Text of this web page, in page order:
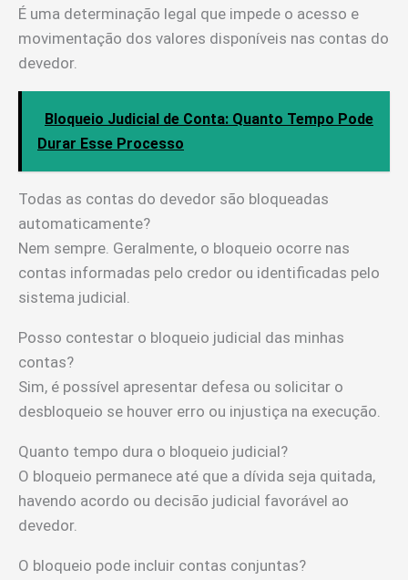
É uma determinação legal que impede o acesso e
movimentação dos valores disponíveis nas contas do
devedor.
Bloqueio Judicial de Conta: Quanto Tempo Pode
Durar Esse Processo
Todas as contas do devedor são bloqueadas
automaticamente?
Nem sempre. Geralmente, o bloqueio ocorre nas
contas informadas pelo credor ou identificadas pelo
sistema judicial.
Posso contestar o bloqueio judicial das minhas
contas?
Sim, é possível apresentar defesa ou solicitar o
desbloqueio se houver erro ou injustiça na execução.
Quanto tempo dura o bloqueio judicial?
O bloqueio permanece até que a dívida seja quitada,
havendo acordo ou decisão judicial favorável ao
devedor.
O bloqueio pode incluir contas conjuntas?